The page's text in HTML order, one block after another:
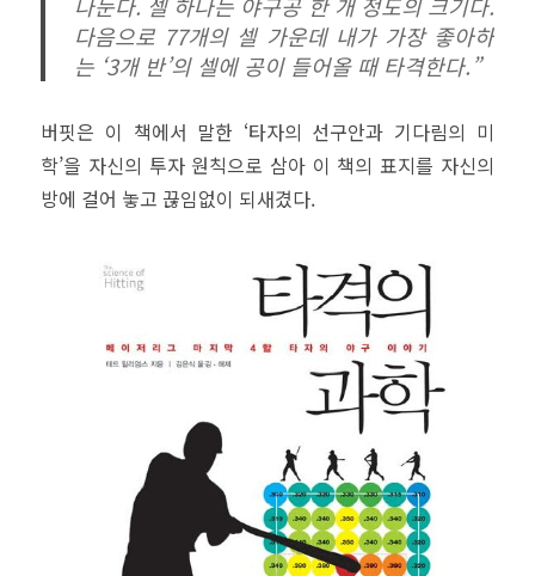
나눈다. 셀 하나는 야구공 한 개 정도의 크기다.
다음으로 77개의 셀 가운데 내가 가장 좋아하
는 ‘3개 반’의 셀에 공이 들어올 때 타격한다.”
버핏은 이 책에서 말한 ‘타자의 선구안과 기다림의 미
학’을 자신의 투자 원칙으로 삼아 이 책의 표지를 자신의
방에 걸어 놓고 끊임없이 되새겼다.